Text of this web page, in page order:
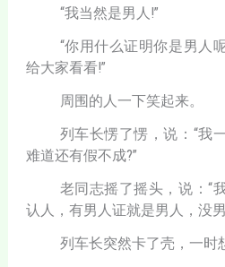
“我当然是男人!”
“你用什么证明你是男人
给大家看看!”
周围的人一下笑起来。
列车长愣了愣，说：“我
难道还有假不成?”
老同志摇了摇头，说：“
认人，有男人证就是男人，没
列车长突然卡了壳，一时